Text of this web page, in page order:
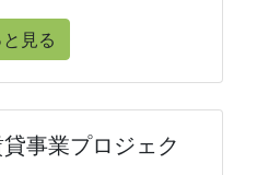
と見る
事業プロジェク